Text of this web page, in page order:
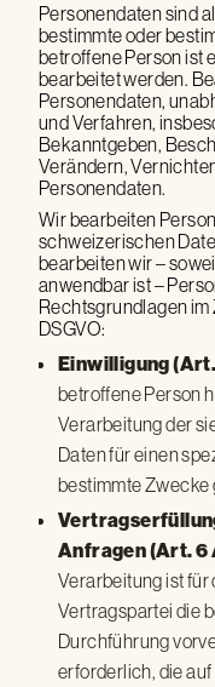
Personendaten sind
bestimmte oder
betroffene Person ist
bearbeitet werden.
Personendaten,
und Verfahren,
Bekanntgeben,
Verändern,
Personendaten.
Wir bearbeiten
schweizerischen
bearbeiten wir –
anwendbar ist –
Rechtsgrundlagen im
DSGVO:
Einwilligung (Art.
betroffene Person
Verarbeitung der
Daten für einen
bestimmte Zwecke
Anfragen (Art. 6
Verarbeitung ist für
Vertragspartei die
Durchführung
erforderlich, die